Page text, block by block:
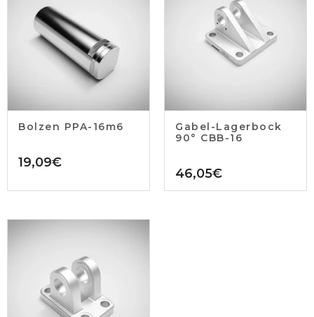
Bolzen PPA-16m6
19,09€
Gabel-Lagerbock
90° CBB-16
46,05€